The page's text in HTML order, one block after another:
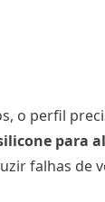
o perfil
para
falhas de